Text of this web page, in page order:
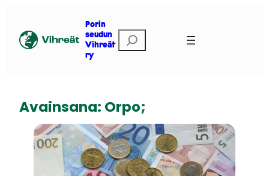
Porin
seudun
Vihreät
ry
t
Avainsana: Orpo;